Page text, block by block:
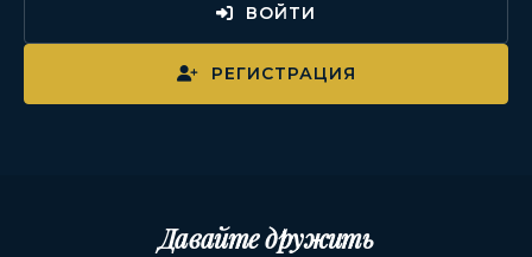
ВОЙТИ
РЕГИСТРАЦИЯ
Давайте дружить